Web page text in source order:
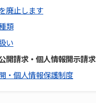
廃止します
類
い
開請求・個人情報開示請求
・個人情報保護制度